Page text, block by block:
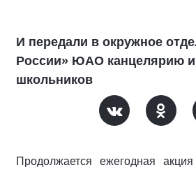
И передали в окружное
России» ЮАО канцелярию и
школьников
Продолжается ежегодная